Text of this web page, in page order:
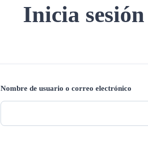
Inicia sesión
Nombre de usuario o correo electrónico